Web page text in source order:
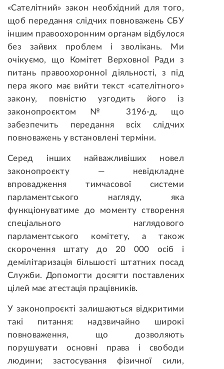
«Сателітний» закон необхідний для того,
щоб передання слідчих повноважень СБУ
іншим правоохоронним органам відбулося
без зайвих проблем і зволікань. Ми
очікуємо, що Комітет Верховної Ради з
питань правоохоронної діяльності, з під
пера якого має вийти текст «сателітного»
закону, повністю узгодить його із
законопроєктом № 3196-д, що
забезпечить передання всіх слідчих
повноважень у встановлені терміни.
Серед інших найважливіших новел
законопроєкту — невідкладне
впровадження тимчасової системи
парламентського нагляду, яка
функціонуватиме до моменту створення
спеціального наглядового
парламентського комітету, а також
скорочення штату до 20 000 осіб і
демілітаризація більшості штатних посад
Служби. Допомогти досягти поставлених
цілей має атестація працівників.
У законопроєкті залишаються відкритими
такі питання: надзвичайно широкі
повноваження, що дозволяють
порушувати основні права і свободи
людини; застосування фізичної сили,